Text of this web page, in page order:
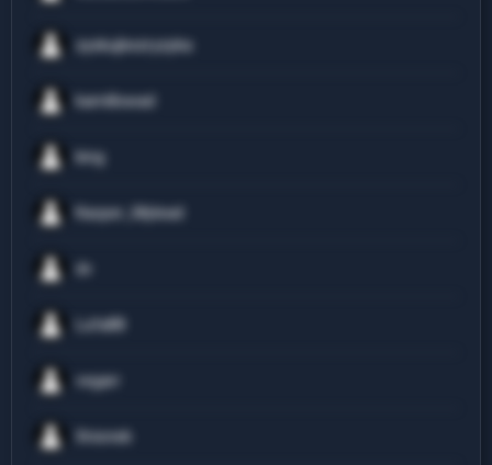
zyskujbezryzyka
kamillowad
king
Kacper_Mylead
Lufa88
vegarr
Xnionek